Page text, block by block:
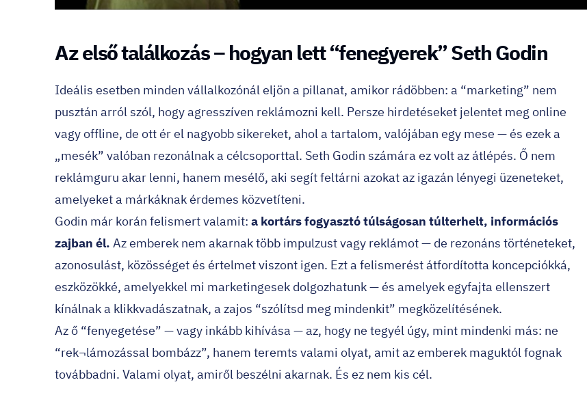
Az első találkozás – hogyan lett “fenegyerek” Seth Godin
Ideális esetben minden vállalkozónál eljön a pillanat, amikor rádöbben: a “marketing” nem
pusztán arról szól, hogy agresszíven reklámozni kell. Persze hirdetéseket jelentet meg online
vagy offline, de ott ér el nagyobb sikereket, ahol a tartalom, valójában egy mese — és ezek a
„mesék” valóban rezonálnak a célcsoporttal. Seth Godin számára ez volt az átlépés. Ő nem
reklámguru akar lenni, hanem mesélő, aki segít feltárni azokat az igazán lényegi üzeneteket,
amelyeket a márkáknak érdemes közvetíteni.
Godin már korán felismert valamit: a kortárs fogyasztó túlságosan túlterhelt, információs
zajban él. Az emberek nem akarnak több impulzust vagy reklámot — de rezonáns történeteket,
azonosulást, közösséget és értelmet viszont igen. Ezt a felismerést átfordította koncepciókká,
eszközökké, amelyekkel mi marketingesek dolgozhatunk — és amelyek egyfajta ellenszert
kínálnak a klikkvadászatnak, a zajos “szólítsd meg mindenkit” megközelítésének.
Az ő “fenyegetése” — vagy inkább kihívása — az, hogy ne tegyél úgy, mint mindenki más: ne
“rek¬lámozással bombázz”, hanem teremts valami olyat, amit az emberek maguktól fognak
továbbadni. Valami olyat, amiről beszélni akarnak. És ez nem kis cél.